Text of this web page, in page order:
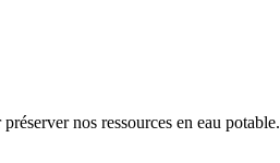
nos ressources en eau potable.